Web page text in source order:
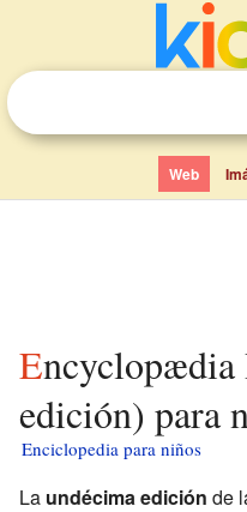
Web
Encyclopædia Britannica (11ª
edición) para
Enciclopedia para niños
La undécima edición de